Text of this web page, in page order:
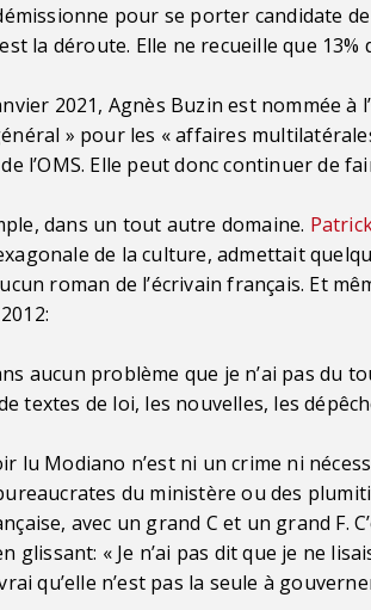
pour se porter candidate
la déroute. Elle ne recueille que 13%
2021, Agnès Buzin est nommée à
» pour les « affaires
l’OMS. Elle peut donc continuer de
dans un tout autre domaine.
de la culture, admettait
roman de l’écrivain français. Et
aucun problème que je n’ai pas du
textes de loi, les nouvelles, les
lu Modiano n’est ni un crime ni
du ministère ou des
avec un grand C et un grand
glissant: « Je n’ai pas dit que je ne
qu’elle n’est pas la seule à